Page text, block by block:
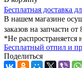
Бесплатная доставка
В нашем магазине
заказов на запчасти от
*Не распространяется
Бесплатный отпил и
Поделиться